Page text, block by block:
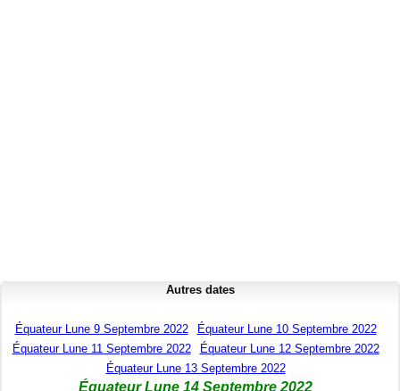
Autres dates
Équateur Lune 9 Septembre 2022
Équateur Lune 10 Septembre 2022
Équateur Lune 11 Septembre 2022
Équateur Lune 12 Septembre 2022
Équateur Lune 13 Septembre 2022
Équateur Lune 14 Septembre 2022